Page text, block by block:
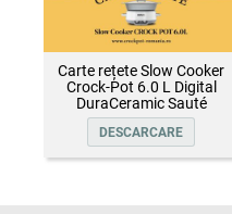
Carte rețete Slow Cooker
Crock-Pot 6.0 L Digital
DuraCeramic Sauté
DESCARCARE